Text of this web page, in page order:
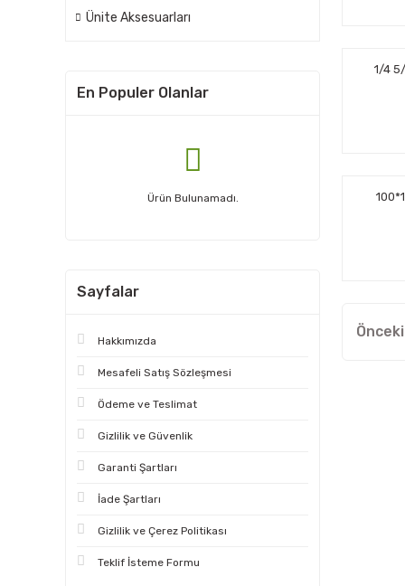
Ünite Aksesuarları
En Populer Olanlar
Ürün Bulunamadı.
Sayfalar
Hakkımızda
Mesafeli Satış Sözleşmesi
Ödeme ve Teslimat
Gizlilik ve Güvenlik
Garanti Şartları
İade Şartları
Gizlilik ve Çerez Politikası
Teklif İsteme Formu
1/4